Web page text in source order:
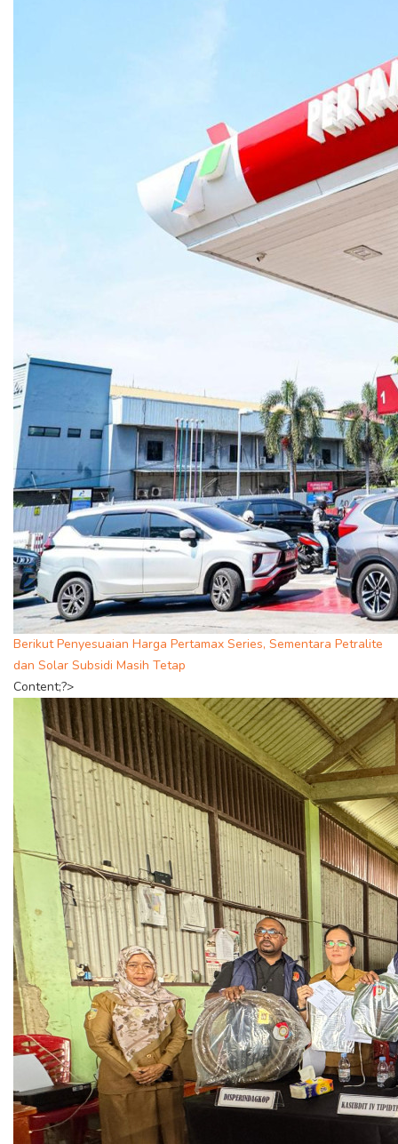
Berikut Penyesuaian Harga Pertamax Series, Sementara Petralite
dan Solar Subsidi Masih Tetap
Content;?>